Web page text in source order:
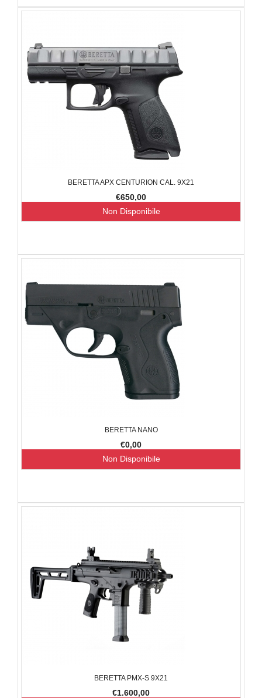
BERETTA APX CENTURION CAL. 9X21
€650,00
Non Disponibile
BERETTA NANO
€0,00
Non Disponibile
BERETTA PMX-S 9X21
€1.600,00